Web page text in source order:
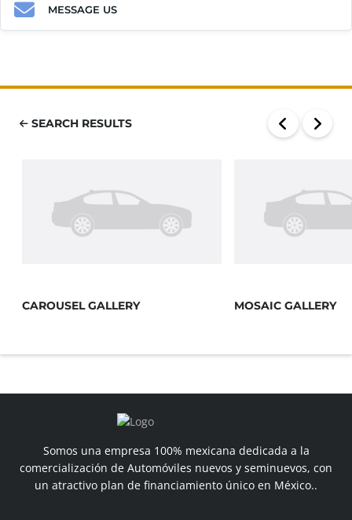
MESSAGE US
SEARCH RESULTS
CAROUSEL GALLERY MOSAIC GALLERY
Somos una empresa 100% mexicana dedicada a la
comercialización de Automóviles nuevos y seminuevos, con
un atractivo plan de financiamiento único en México..